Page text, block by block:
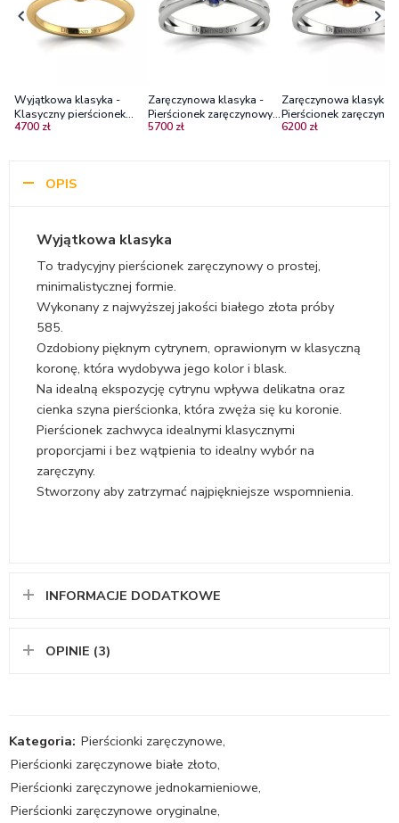
Wyjątkowa klasyka -
Klasyczny pierścionek
zaręczynowy z żółtego
4700 zł
Zaręczynowa klasyka -
Pierścionek zaręczynowy z
białego złota z szafirem
5700 zł
Zaręczynowa klasyka -
Pierścionek
białego i żółtego
6200 zł
OPIS
Wyjątkowa klasyka
To tradycyjny pierścionek zaręczynowy o prostej,
minimalistycznej formie.
Wykonany z najwyższej jakości białego złota próby
585.
Ozdobiony pięknym cytrynem, oprawionym w klasyczną
koronę, która wydobywa jego kolor i blask.
Na idealną ekspozycję cytrynu wpływa delikatna oraz
cienka szyna pierścionka, która zwęża się ku koronie.
Pierścionek zachwyca idealnymi klasycznymi
proporcjami i bez wątpienia to idealny wybór na
zaręczyny.
Stworzony aby zatrzymać najpiękniejsze wspomnienia.
INFORMACJE DODATKOWE
OPINIE (3)
Kategoria: Pierścionki zaręczynowe,
Pierścionki zaręczynowe białe złoto,
Pierścionki zaręczynowe jednokamieniowe,
Pierścionki zaręczynowe oryginalne,